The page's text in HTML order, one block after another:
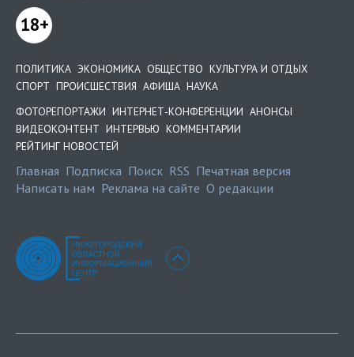
18+
ПОЛИТИКА ЭКОНОМИКА ОБЩЕСТВО КУЛЬТУРА И ОТДЫХ
СПОРТ ПРОИСШЕСТВИЯ АФИША НАУКА
ФОТОРЕПОРТАЖИ ИНТЕРНЕТ-КОНФЕРЕНЦИИ АНОНСЫ
ВИДЕОКОНТЕНТ ИНТЕРВЬЮ КОММЕНТАРИИ
РЕЙТИНГ НОВОСТЕЙ
Главная Подписка Поиск RSS Печатная версия
Написать нам Реклама на сайте О редакции